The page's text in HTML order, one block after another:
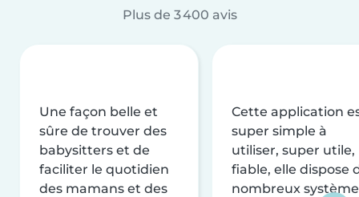
Plus de 3 400 avis
Une façon belle et
sûre de trouver des
babysitters et de
faciliter le quotidien
des mamans et des
Cette application
super simple à
utiliser, super utile,
fiable, elle dispose
nombreux